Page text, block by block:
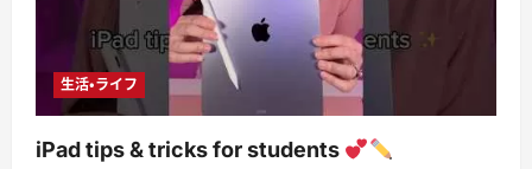
生活・ライフ
iPad tips & tricks for students